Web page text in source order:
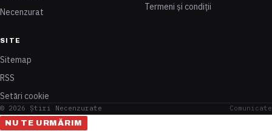
Necenzurat
Termeni și condiții
SITE
Sitemap
RSS
Setări cookie
© 2026 Știri Necenzurate
Comunicate
NU TE URMĂRIM